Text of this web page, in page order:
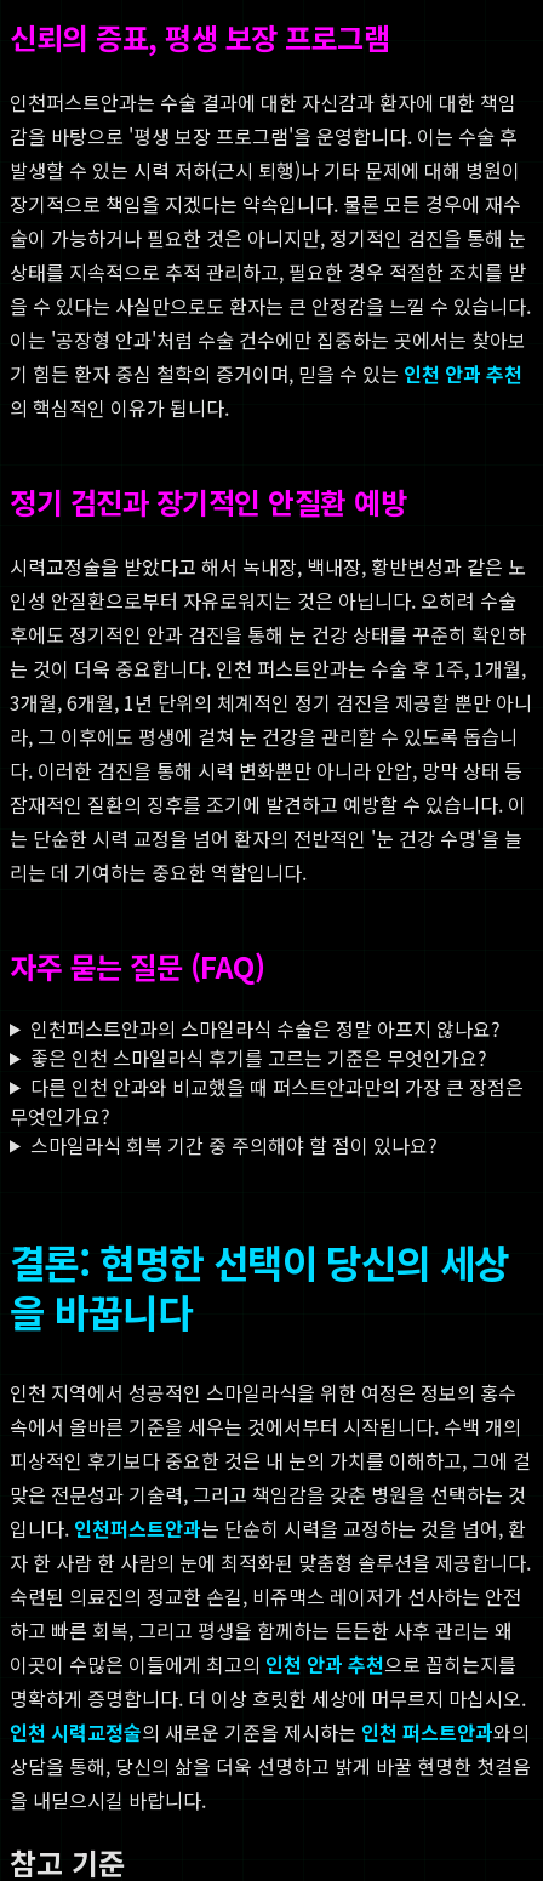
신뢰의 증표, 평생 보장 프로그램
인천퍼스트안과는 수술 결과에 대한 자신감과 환자에 대한 책임
감을 바탕으로 '평생 보장 프로그램'을 운영합니다. 이는 수술 후
발생할 수 있는 시력 저하(근시 퇴행)나 기타 문제에 대해 병원이
장기적으로 책임을 지겠다는 약속입니다. 물론 모든 경우에 재수
술이 가능하거나 필요한 것은 아니지만, 정기적인 검진을 통해 눈
상태를 지속적으로 추적 관리하고, 필요한 경우 적절한 조치를 받
을 수 있다는 사실만으로도 환자는 큰 안정감을 느낄 수 있습니다.
이는 '공장형 안과'처럼 수술 건수에만 집중하는 곳에서는 찾아보
기 힘든 환자 중심 철학의 증거이며, 믿을 수 있는 인천 안과 추천
의 핵심적인 이유가 됩니다.
정기 검진과 장기적인 안질환 예방
시력교정술을 받았다고 해서 녹내장, 백내장, 황반변성과 같은 노
인성 안질환으로부터 자유로워지는 것은 아닙니다. 오히려 수술
후에도 정기적인 안과 검진을 통해 눈 건강 상태를 꾸준히 확인하
는 것이 더욱 중요합니다. 인천 퍼스트안과는 수술 후 1주, 1개월,
3개월, 6개월, 1년 단위의 체계적인 정기 검진을 제공할 뿐만 아니
라, 그 이후에도 평생에 걸쳐 눈 건강을 관리할 수 있도록 돕습니
다. 이러한 검진을 통해 시력 변화뿐만 아니라 안압, 망막 상태 등
잠재적인 질환의 징후를 조기에 발견하고 예방할 수 있습니다. 이
는 단순한 시력 교정을 넘어 환자의 전반적인 '눈 건강 수명'을 늘
리는 데 기여하는 중요한 역할입니다.
자주 묻는 질문 (FAQ)
인천퍼스트안과의 스마일라식 수술은 정말 아프지 않나요?
좋은 인천 스마일라식 후기를 고르는 기준은 무엇인가요?
다른 인천 안과와 비교했을 때 퍼스트안과만의 가장 큰 장점은
무엇인가요?
스마일라식 회복 기간 중 주의해야 할 점이 있나요?
결론: 현명한 선택이 당신의 세상
을 바꿉니다
인천 지역에서 성공적인 스마일라식을 위한 여정은 정보의 홍수
속에서 올바른 기준을 세우는 것에서부터 시작됩니다. 수백 개의
피상적인 후기보다 중요한 것은 내 눈의 가치를 이해하고, 그에 걸
맞은 전문성과 기술력, 그리고 책임감을 갖춘 병원을 선택하는 것
입니다. 인천퍼스트안과는 단순히 시력을 교정하는 것을 넘어, 환
자 한 사람 한 사람의 눈에 최적화된 맞춤형 솔루션을 제공합니다.
숙련된 의료진의 정교한 손길, 비쥬맥스 레이저가 선사하는 안전
하고 빠른 회복, 그리고 평생을 함께하는 든든한 사후 관리는 왜
이곳이 수많은 이들에게 최고의 인천 안과 추천으로 꼽히는지를
명확하게 증명합니다. 더 이상 흐릿한 세상에 머무르지 마십시오.
인천 시력교정술의 새로운 기준을 제시하는 인천 퍼스트안과와의
상담을 통해, 당신의 삶을 더욱 선명하고 밝게 바꿀 현명한 첫걸음
을 내딛으시길 바랍니다.
참고 기준